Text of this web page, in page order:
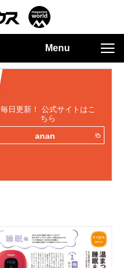
Menu
毎日更新！ 公式サイトはこ
ちら
anan